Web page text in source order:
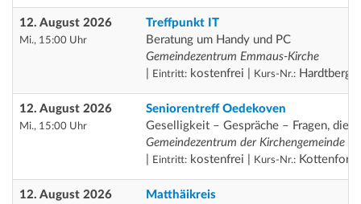
12. August 2026
Mi., 15:00 Uhr
Treffpunkt IT
Beratung um Handy und PC
Gemeindezentrum Emmaus-Kirche
Eintritt: kostenfrei | Kurs-Nr.: Hardtberg
12. August 2026
Mi., 15:00 Uhr
Seniorentreff Oedekoven
Geselligkeit – Gespräche – Fragen, die
Gemeindezentrum der Kirchengemeinde
Eintritt: kostenfrei | Kurs-Nr.: Kottenforst
12. August 2026
Matthäikreis